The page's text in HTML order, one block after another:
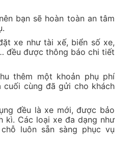
bạn sẽ hoàn toàn an tâm
xe như tài xế, biển số xe,
đều được thông báo chi tiết
thêm một khoản phụ phí
cuối cùng đã gửi cho khách
đều là xe mới, được bảo
kì. Các loại xe đa dạng như
luôn sẵn sàng phục vụ